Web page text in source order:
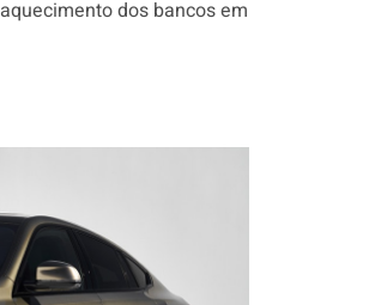
dos bancos em